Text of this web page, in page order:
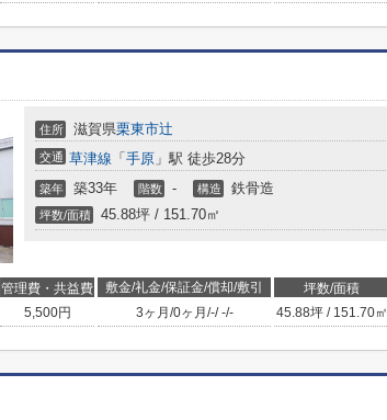
住所 滋賀県栗東市辻
交通 草津線 「 手原 」駅 徒歩28分
築年 築33年 階数 - 構造 鉄骨造
坪数/面積 45.88坪 / 151.70㎡
管理費・共益費 敷金/礼金/保証金/償却/敷引 坪数/面積
5,500円 3ヶ月 /0ヶ月 /-/-/- 45.88坪 / 151.70㎡